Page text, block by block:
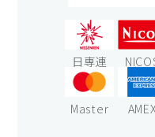
日専連
Master AMEX